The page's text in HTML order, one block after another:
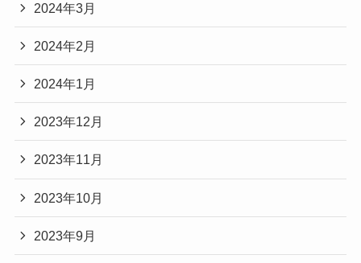
2024年3月
2024年2月
2024年1月
2023年12月
2023年11月
2023年10月
2023年9月